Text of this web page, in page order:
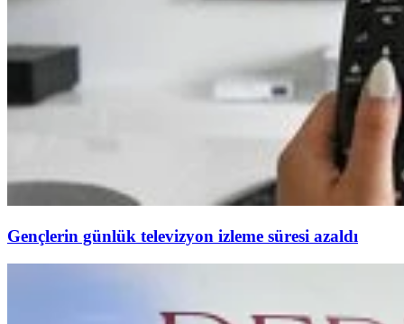
Gençlerin günlük televizyon izleme süresi azaldı